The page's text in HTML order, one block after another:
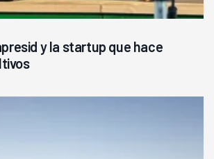
y la startup que hace